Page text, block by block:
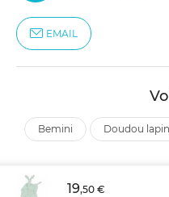
EMAIL
bemini doudou
19,50 €